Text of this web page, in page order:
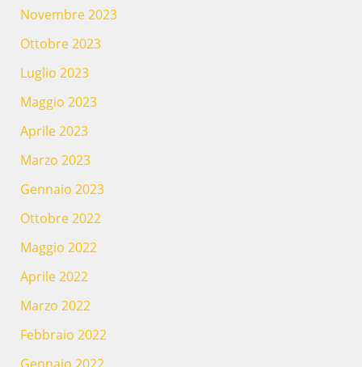
Novembre 2023
Ottobre 2023
Luglio 2023
Maggio 2023
Aprile 2023
Marzo 2023
Gennaio 2023
Ottobre 2022
Maggio 2022
Aprile 2022
Marzo 2022
Febbraio 2022